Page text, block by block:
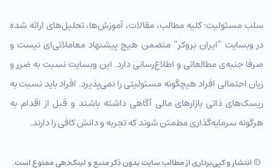
سلب مسئولیت: کلیه مطالب، مقالات، آموزش‌ها، تحلیل‌های ارائه شده
در وبسایت “ایران بروکر” متضمن هیچ پیشنهاد معاملاتی‌ای نیست و
صرفا جنبه‌ی مطالعاتی و اطلاع‌رسانی دارد. این وبسایت نسبت به ضرر و
زیان احتمالی افراد هیچگونه مسئولیتی را نمی‌پذیرد. افراد باید نسبت به
ریسک‌های ذاتی بازارهای مالی آگاهی داشته باشند و قبل از اقدام به
هرگونه سرمایه‌گذاری مطمئن شوند که تجربه و دانش کافی را دارند.
© انتشار و کپی‌برداری از مطالب سایت بدون ذکر منبع و لینک‌دهی ممنوع است.